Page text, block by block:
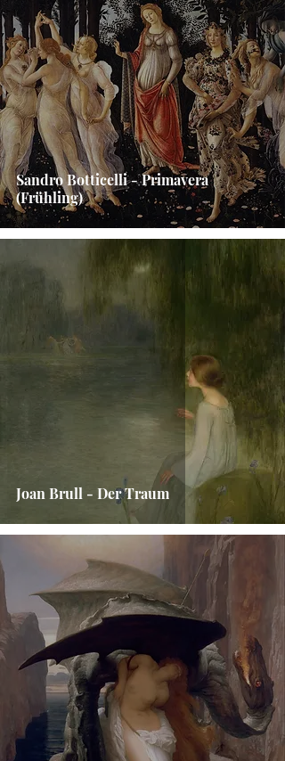
Sandro Botticelli - Primavera
(Frühling)
Joan Brull - Der Traum